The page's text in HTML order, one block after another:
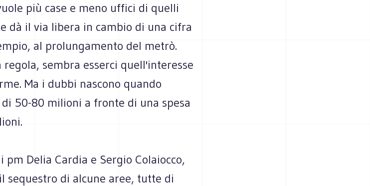
più case e meno uffici di quelli
dà il via libera in cambio di una cifra
al prolungamento del metrò.
sembra esserci quell'interesse
Ma i dubbi nascono quando
50-80 milioni a fronte di una spesa
Delia Cardia e Sergio Colaiocco,
sequestro di alcune aree, tutte di